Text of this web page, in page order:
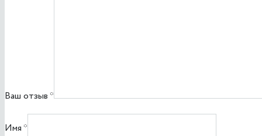
Ваш отзыв*
Имя*